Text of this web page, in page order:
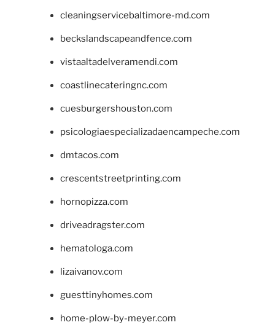
cleaningservicebaltimore-md.com
beckslandscapeandfence.com
vistaaltadelveramendi.com
coastlinecateringnc.com
cuesburgershouston.com
psicologiaespecializadaencampeche.com
dmtacos.com
crescentstreetprinting.com
hornopizza.com
driveadragster.com
hematologa.com
lizaivanov.com
guesttinyhomes.com
home-plow-by-meyer.com